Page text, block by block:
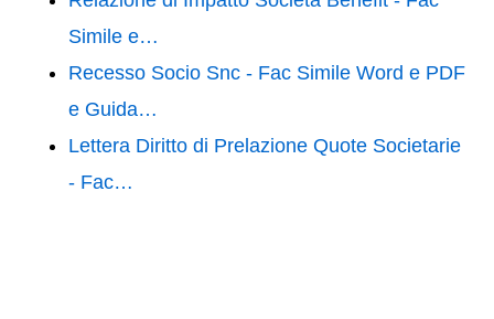
Simile e…
Recesso Socio Snc - Fac Simile Word e PDF
e Guida…
Lettera Diritto di Prelazione Quote Societarie
- Fac…